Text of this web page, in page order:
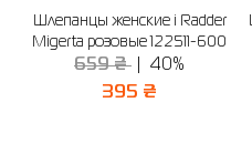
Шлепанцы женские і Radder
Migerta розовые 122511-600
659 ₴ 40%
395 ₴